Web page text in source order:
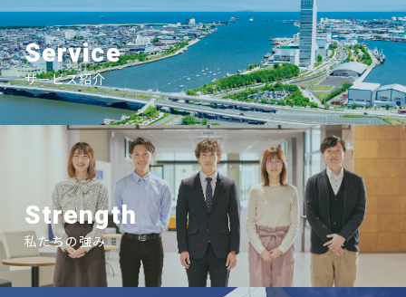
Service
サービス紹介
Strength
私たちの強み